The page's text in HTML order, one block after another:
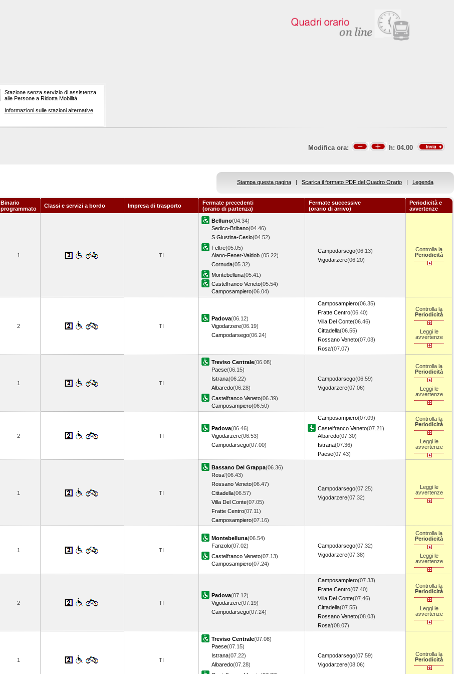
Stazione senza servizio di assistenza
alle Persone a Ridotta Mobilità.
Informazioni sulle stazioni alternative
Modifica ora: h: 04.00
Stampa questa pagina | Scarica il formato PDF del Quadro Orario | Legenda
Binario
programmato
Classi e servizi a bordo Impresa di trasporto
Fermate precedenti
(orario di partenza)
Fermate successive
(orario di arrivo)
Periodicità e
avvertenze
1 TI
Belluno(04.34)
Sedico-Bribano(04.46)
S.Giustina-Cesio(04.52)
Feltre(05.05)
Alano-Fener-Valdob. (05.22)
Cornuda(05.32)
Montebelluna(05.41)
Castelfranco Veneto(05.54)
Camposampiero(06.04)
Campodarsego(06.13)
Vigodarzere(06.20)
Controlla la
Periodicità
2 TI
Padova(06.12)
Vigodarzere(06.19)
Campodarsego(06.24)
Camposampiero(06.35)
Fratte Centro(06.40)
Villa Del Conte(06.46)
Cittadella(06.55)
Rossano Veneto(07.03)
Rosa'(07.07)
Controlla la
Periodicità
Leggi le
avvertenze
1 TI
Treviso Centrale(06.08)
Paese(06.15)
Istrana(06.22)
Albaredo(06.28)
Castelfranco Veneto(06.39)
Camposampiero(06.50)
Campodarsego(06.59)
Vigodarzere(07.06)
Controlla la
Periodicità
Leggi le
avvertenze
2 TI
Padova(06.46)
Vigodarzere(06.53)
Campodarsego(07.00)
Camposampiero(07.09)
Castelfranco Veneto(07.21)
Albaredo(07.30)
Istrana(07.36)
Paese(07.43)
Controlla la
Periodicità
Leggi le
avvertenze
1 TI
Bassano Del Grappa(06.36)
Rosa'(06.43)
Rossano Veneto(06.47)
Cittadella(06.57)
Villa Del Conte(07.05)
Fratte Centro(07.11)
Camposampiero(07.16)
Campodarsego(07.25)
Vigodarzere(07.32)
Leggi le
avvertenze
1 TI
Montebelluna(06.54)
Fanzolo(07.02)
Castelfranco Veneto(07.13)
Camposampiero(07.24)
Campodarsego(07.32)
Vigodarzere(07.38)
Controlla la
Periodicità
Leggi le
avvertenze
2 TI
Padova(07.12)
Vigodarzere(07.19)
Campodarsego(07.24)
Camposampiero(07.33)
Fratte Centro(07.40)
Villa Del Conte(07.46)
Cittadella(07.55)
Rossano Veneto(08.03)
Rosa'(08.07)
Controlla la
Periodicità
Leggi le
avvertenze
1 TI
Treviso Centrale(07.08)
Paese(07.15)
Istrana(07.22)
Albaredo(07.28)
Campodarsego(07.59)
Vigodarzere(08.06)
Controlla la
Periodicità